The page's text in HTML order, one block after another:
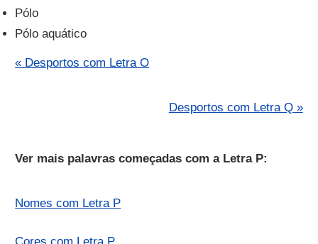
Pólo
Pólo aquático
« Desportos com Letra O
Desportos com Letra Q »
Ver mais palavras começadas com a Letra P:
Nomes com Letra P